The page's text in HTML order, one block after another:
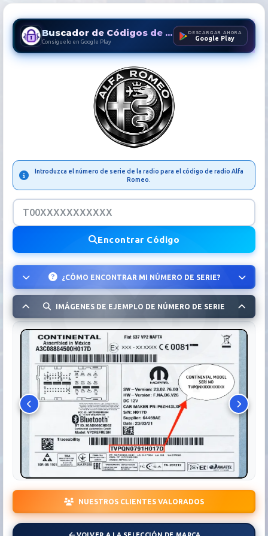
Buscador de Códigos de Radio
Consíguelo en Google Play
DESCARGAR AHORA
Google Play
Código Radio Alfa Romeo
Introduzca el número de serie de la radio para el código de radio Alfa
Romeo.
Encontrar Código
¿CÓMO ENCONTRAR MI NÚMERO DE SERIE?
IMÁGENES DE EJEMPLO DE NÚMERO DE SERIE
NUESTROS CLIENTES VALORADOS